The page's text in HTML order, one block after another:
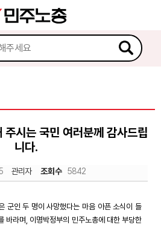
시는 국민 여러분께 감사드립
니다.
관리자 조회수 5842
군인 두 명이 사망했다는 마음 아픈 소식이 들
바라며, 이명박정부의 민주노총에 대한 부당한
스케치북5
스케치북5